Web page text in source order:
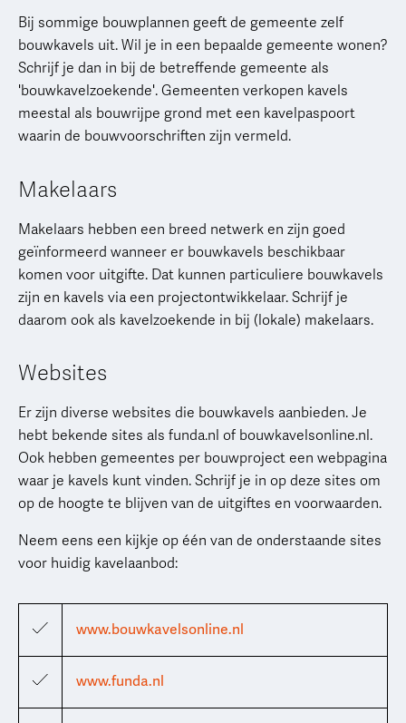
Bij sommige bouwplannen geeft de gemeente zelf
bouwkavels uit. Wil je in een bepaalde gemeente wonen?
Schrijf je dan in bij de betreffende gemeente als
'bouwkavelzoekende'. Gemeenten verkopen kavels
meestal als bouwrijpe grond met een kavelpaspoort
waarin de bouwvoorschriften zijn vermeld.
Makelaars
Makelaars hebben een breed netwerk en zijn goed
geïnformeerd wanneer er bouwkavels beschikbaar
komen voor uitgifte. Dat kunnen particuliere bouwkavels
zijn en kavels via een projectontwikkelaar. Schrijf je
daarom ook als kavelzoekende in bij (lokale) makelaars.
Websites
Er zijn diverse websites die bouwkavels aanbieden. Je
hebt bekende sites als funda.nl of bouwkavelsonline.nl.
Ook hebben gemeentes per bouwproject een webpagina
waar je kavels kunt vinden. Schrijf je in op deze sites om
op de hoogte te blijven van de uitgiftes en voorwaarden.
Neem eens een kijkje op één van de onderstaande sites
voor huidig kavelaanbod:
www.bouwkavelsonline.nl
www.funda.nl